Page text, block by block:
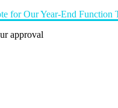
for Our Year-End Function
approval